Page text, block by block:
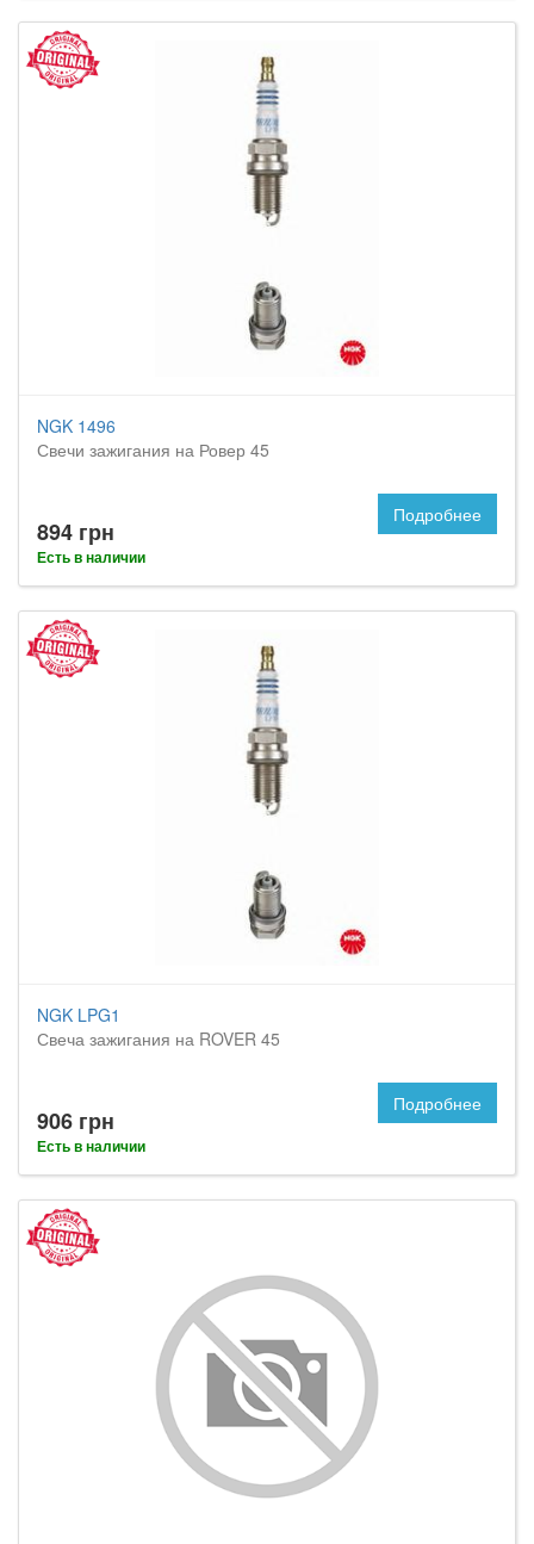
NGK 1496
Свечи зажигания на Ровер 45
894 грн
Есть в наличии
Подробнее
NGK LPG1
Свеча зажигания на ROVER 45
906 грн
Есть в наличии
Подробнее